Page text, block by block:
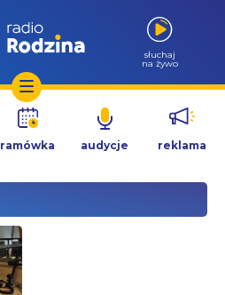
słuchaj
na żywo
ramówka audycje reklama